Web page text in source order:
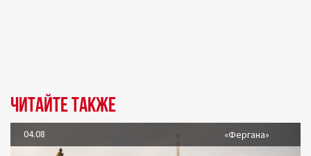
Читайте также
04.08 «Фергана»